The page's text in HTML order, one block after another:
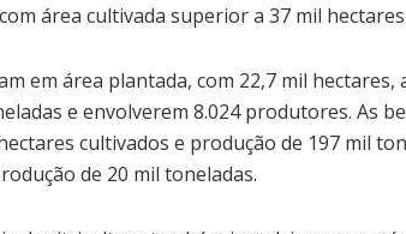
área cultivada superior a 37 mil hectares.
em área plantada, com 22,7 mil hectares,
e envolverem 8.024 produtores. As
cultivados e produção de 197 mil
de 20 mil toneladas.